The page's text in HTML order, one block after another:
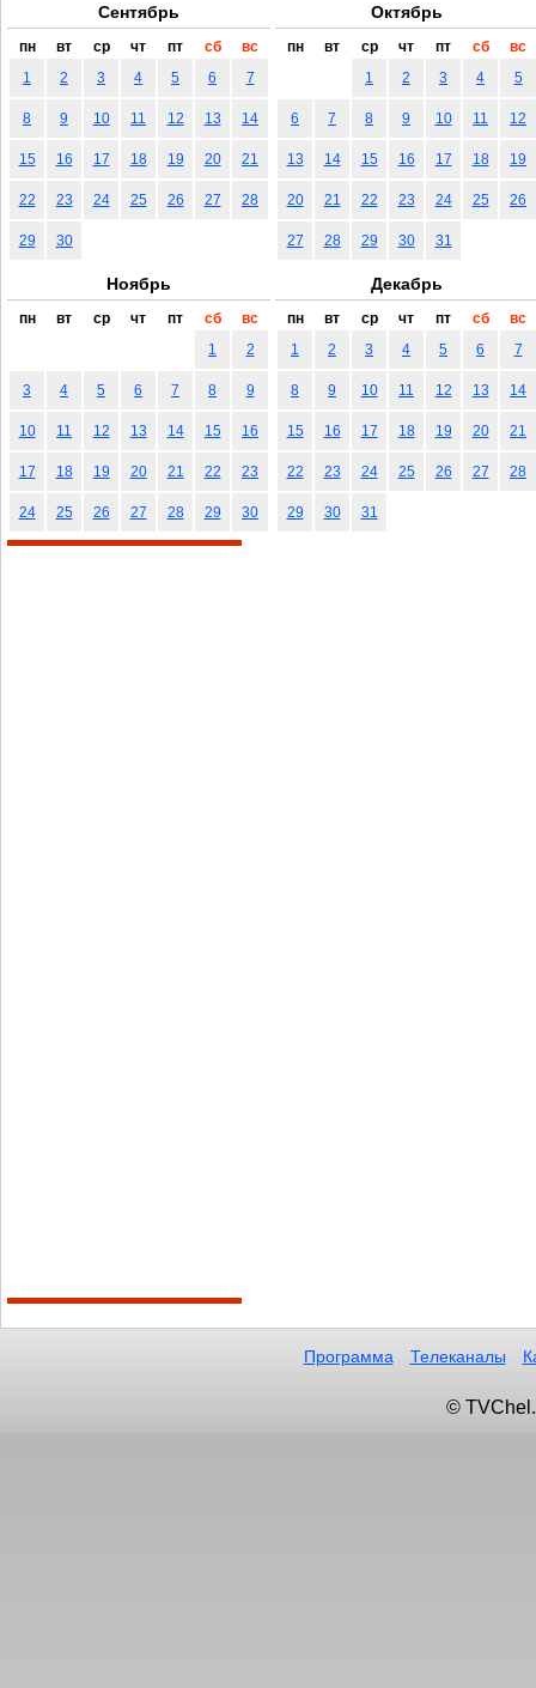
Сентябрь
пн вт ср чт пт сб
вс
1
2 3 4 5 6 7
8 9 10 11 12 13 14
15 16 17 18 19 20 21
22 23 24 25 26 27 28
29 30
Октябрь
пн вт ср чт пт сб
вс
1
2 3 4 5
6 7 8 9 10 11 12
13 14 15 16 17 18 19
20 21 22 23 24 25 26
27 28 29 30 31
Ноябрь
пн вт ср чт пт сб
вс
1
2
3 4 5 6 7 8 9
10 11 12 13 14 15 16
17 18 19 20 21 22 23
24 25 26 27 28 29 30
Декабрь
пн вт ср чт пт сб
вс
1
2 3 4 5 6 7
8 9 10 11 12 13 14
15 16 17 18 19 20 21
22 23 24 25 26 27 28
29 30 31
Программа Телеканалы
©